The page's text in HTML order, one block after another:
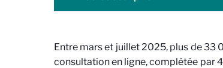
Entre mars et juillet 2025, plus de
consultation en ligne, complétée par